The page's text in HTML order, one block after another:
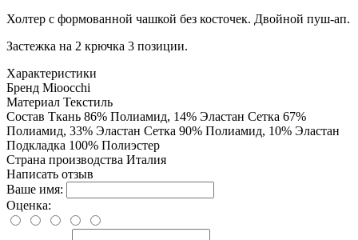
Холтер с формованной чашкой без косточек. Двойной пуш-ап.
Застежка на 2 крючка 3 позиции.
Характеристики
Бренд Mioocchi
Материал Текстиль
Состав Ткань 86% Полиамид, 14% Эластан Сетка 67%
Полиамид, 33% Эластан Сетка 90% Полиамид, 10% Эластан
Подкладка 100% Полиэстер
Страна производства Италия
Написать отзыв
Ваше имя:
Оценка: